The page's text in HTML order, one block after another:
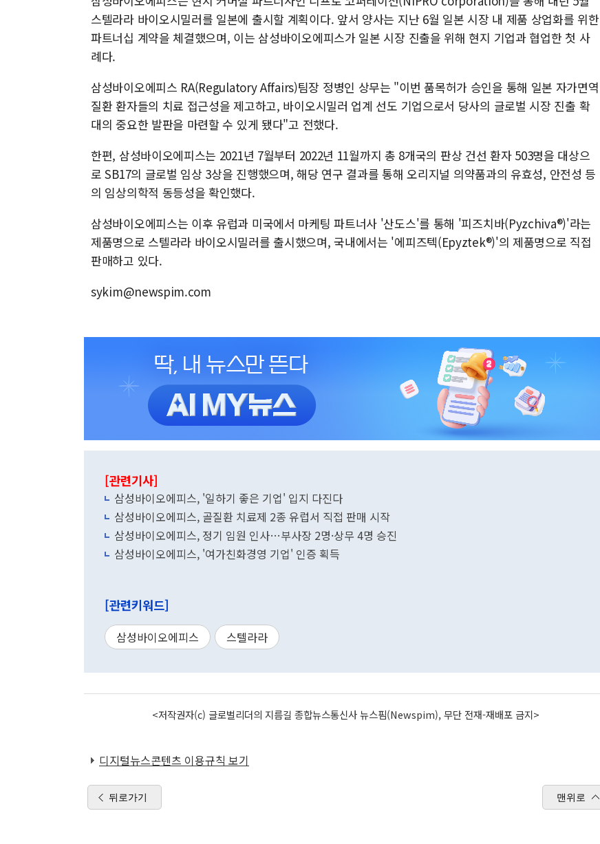
스텔라라 바이오시밀러를 일본에 출시할 계획이다. 앞서 양사는 지난 6월 일본 시장 내 제품 상업화를 위한
파트너십 계약을 체결했으며, 이는 삼성바이오에피스가 일본 시장 진출을 위해 현지 기업과 협업한 첫 사
례다.
삼성바이오에피스 RA(Regulatory Affairs)팀장 정병인 상무는 "이번 품목허가 승인을 통해 일본 자가면역
질환 환자들의 치료 접근성을 제고하고, 바이오시밀러 업계 선도 기업으로서 당사의 글로벌 시장 진출 확
대의 중요한 발판을 마련할 수 있게 됐다"고 전했다.
한편, 삼성바이오에피스는 2021년 7월부터 2022년 11월까지 총 8개국의 판상 건선 환자 503명을 대상으
로 SB17의 글로벌 임상 3상을 진행했으며, 해당 연구 결과를 통해 오리지널 의약품과의 유효성, 안전성 등
의 임상의학적 동등성을 확인했다.
삼성바이오에피스는 이후 유럽과 미국에서 마케팅 파트너사 '산도스'를 통해 '피즈치바(Pyzchiva®)'라는
제품명으로 스텔라라 바이오시밀러를 출시했으며, 국내에서는 '에피즈텍(Epyztek®)'의 제품명으로 직접
판매하고 있다.
sykim@newspim.com
[관련기사]
삼성바이오에피스, '일하기 좋은 기업' 입지 다진다
삼성바이오에피스, 골질환 치료제 2종 유럽서 직접 판매 시작
삼성바이오에피스, 정기 임원 인사…부사장 2명·상무 4명 승진
삼성바이오에피스, '여가친화경영 기업' 인증 획득
[관련키워드]
삼성바이오에피스 스텔라라
<저작권자(c) 글로벌리더의 지름길 종합뉴스통신사 뉴스핌(Newspim), 무단 전재-재배포 금지>
디지털뉴스콘텐츠 이용규칙 보기
뒤로가기 맨위로